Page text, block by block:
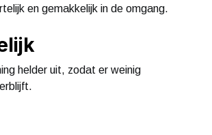
en gemakkelijk in de omgang.
helder uit, zodat er weinig